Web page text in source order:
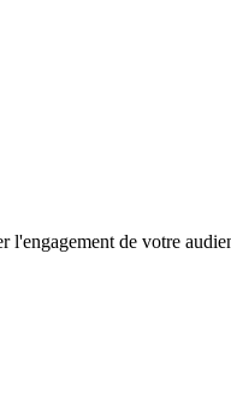
l'engagement de votre